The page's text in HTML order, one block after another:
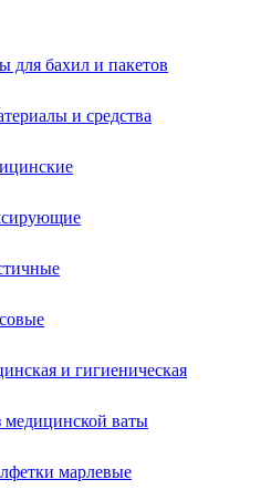
для бахил и пакетов
и средства
и гигиеническая
медицинской ваты
марлевые